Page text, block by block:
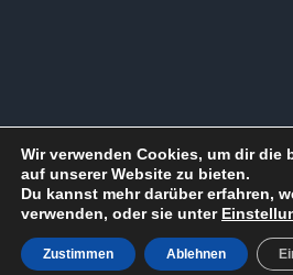
Copyright 2012 - 2021 | SV
Reserved | Powered by
Facebook
X
Wir verwenden Cookies, um dir die
auf unserer Website zu bieten.
Du kannst mehr darüber erfahren,
verwenden, oder sie unter
Zustimmen Ablehnen